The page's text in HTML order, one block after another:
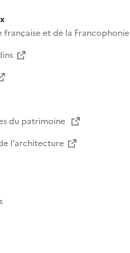
française et de la Francophonie
du patrimoine
l'architecture